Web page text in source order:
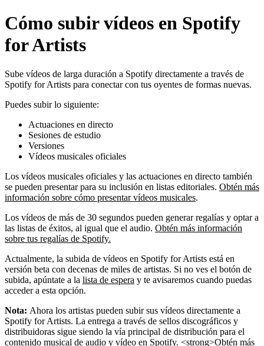
Cómo subir vídeos en Spotify
for Artists
Sube vídeos de larga duración a Spotify directamente a través de
Spotify for Artists para conectar con tus oyentes de formas nuevas.
Puedes subir lo siguiente:
Actuaciones en directo
Sesiones de estudio
Versiones
Vídeos musicales oficiales
Los vídeos musicales oficiales y las actuaciones en directo también
se pueden presentar para su inclusión en listas editoriales. Obtén más
información sobre cómo presentar vídeos musicales.
Los vídeos de más de 30 segundos pueden generar regalías y optar a
las listas de éxitos, al igual que el audio. Obtén más información
sobre tus regalías de Spotify.
Actualmente, la subida de vídeos en Spotify for Artists está en
versión beta con decenas de miles de artistas. Si no ves el botón de
subida, apúntate a la lista de espera y te avisaremos cuando puedas
acceder a esta opción.
Nota: Ahora los artistas pueden subir sus vídeos directamente a
Spotify for Artists. La entrega a través de sellos discográficos y
distribuidoras sigue siendo la vía principal de distribución para el
contenido musical de audio y vídeo en Spotify. <strong>Obtén más